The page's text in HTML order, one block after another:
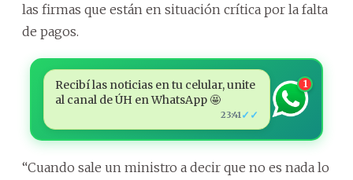
las firmas que están en situación crítica por la falta
de pagos.
Recibí las noticias en tu celular, unite
al canal de ÚH en WhatsApp 🤩
23:41 ✓✓
1
“Cuando sale un ministro a decir que no es nada lo